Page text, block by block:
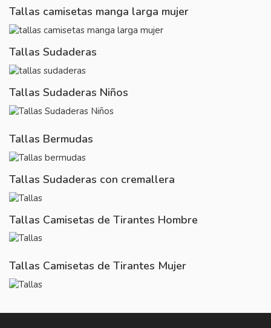
Tallas camisetas manga larga mujer
Tallas Sudaderas
Tallas Sudaderas Niños
Tallas Bermudas
Tallas Sudaderas con cremallera
Tallas Camisetas de Tirantes Hombre
Tallas Camisetas de Tirantes Mujer